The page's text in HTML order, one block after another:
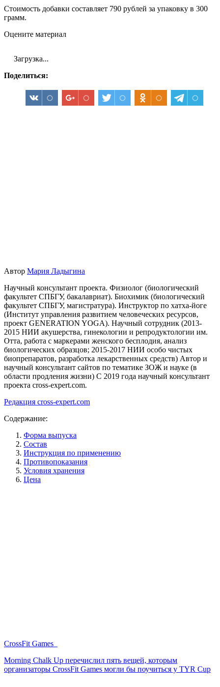
Стоимость добавки составляет 790 рублей за упаковку в 300
грамм.
Оцените материал
Загрузка...
Поделиться:
Автор Мария Ладыгина
Научный консультант проекта. Физиолог (биологический
факультет СПБГУ, бакалавриат). Биохимик (биологический
факультет СПБГУ, магистратура). Инструктор по хатха-йоге
(Институт управления развитием человеческих ресурсов,
проект GENERATION YOGA). Научный сотрудник (2013-
2015 НИИ акушерства, гинекологии и репродуктологии им.
Отта, работа с маркерами женского бесплодия, анализ
биологических образцов; 2015-2017 НИИ особо чистых
биопрепаратов, разработка лекарственных средств) Автор и
научный консультант сайтов по тематике ЗОЖ и науке (в
области продления жизни) C 2019 года научный консультант
проекта cross-expert.com.
Редакция cross-expert.com
Содержание:
Форма выпуска
Состав
Инструкция по применению
Противопоказания
Условия хранения
Цена
CrossFit Games
Morning Chalk Up перечислил пять вещей, которым
организаторы CrossFit Games могли бы поучиться у TYR Cup